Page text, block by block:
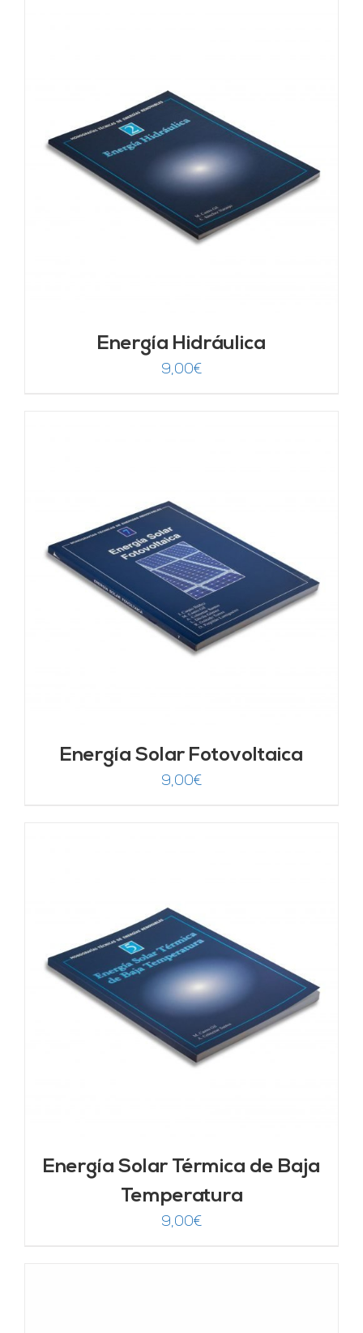
Energía Hidráulica
9,00€
Energía Solar Fotovoltaica
9,00€
Energía Solar Térmica de Baja
Temperatura
9,00€